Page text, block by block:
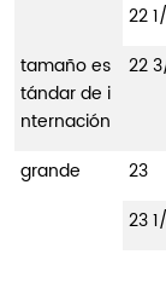
22
tamaño es
tándar de i
nternación
22
grande 23
23